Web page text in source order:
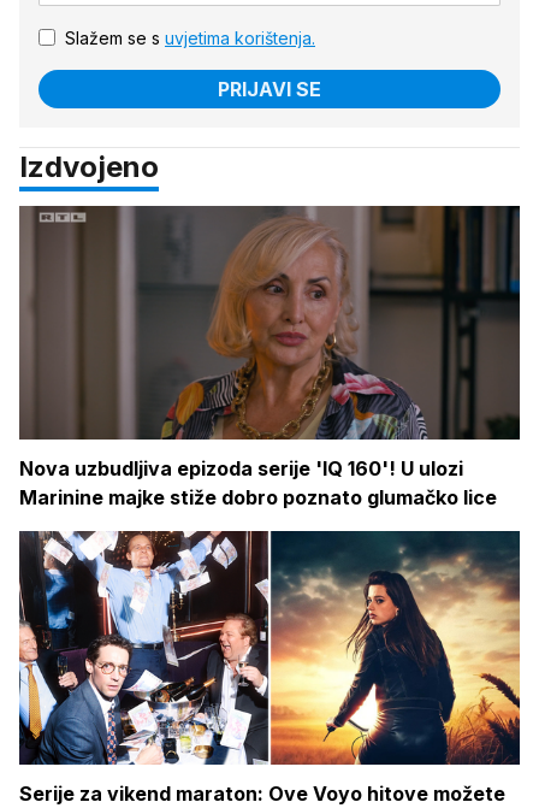
Slažem se s uvjetima korištenja.
PRIJAVI SE
Izdvojeno
Nova uzbudljiva epizoda serije 'IQ 160'! U ulozi
Marinine majke stiže dobro poznato glumačko lice
Serije za vikend maraton: Ove Voyo hitove možete